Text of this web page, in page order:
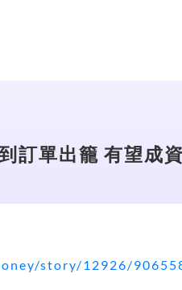
訂單出籠 有望成
story/12926/